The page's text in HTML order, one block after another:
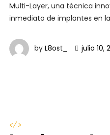
Multi-Layer, una técnica
inmediata de implantes en
by L8ost_ julio 10,
</>